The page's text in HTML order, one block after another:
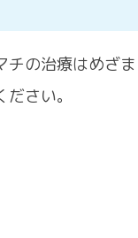
の治療はめざ
さい。